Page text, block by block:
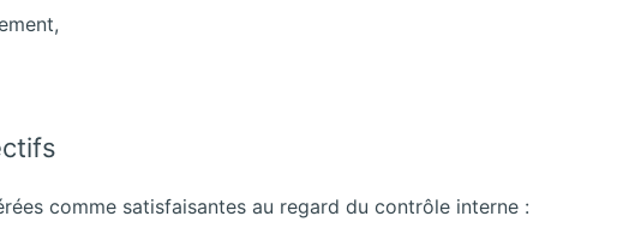
comme satisfaisantes au regard du contrôle interne :